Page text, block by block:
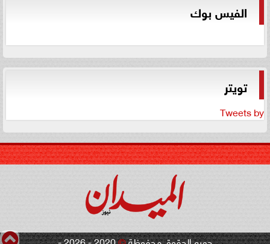
الفيس بوك
تويتر
Tweets by